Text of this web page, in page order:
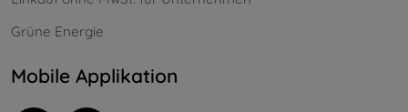
Grüne Energie
Mobile Applikation